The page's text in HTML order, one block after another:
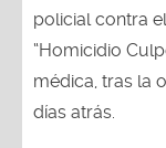
policial contra el
“Homicidio
médica, tras la
días atrás.